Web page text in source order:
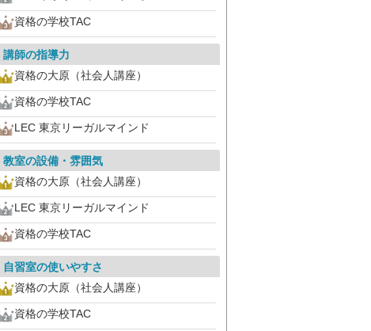
資格の学校TAC
講師の指導力
資格の大原（社会人講座）
資格の学校TAC
LEC 東京リーガルマインド
教室の設備・雰囲気
資格の大原（社会人講座）
LEC 東京リーガルマインド
資格の学校TAC
自習室の使いやすさ
資格の大原（社会人講座）
資格の学校TAC